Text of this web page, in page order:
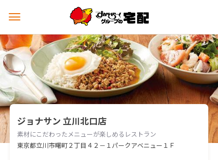
メ
ュ
ー
を
開
く
ジョナサン 立川北口店
素材にこだわったメニューが楽しめるレストラン
東京都立川市曙町２丁目４２－１パークアベニュー１Ｆ